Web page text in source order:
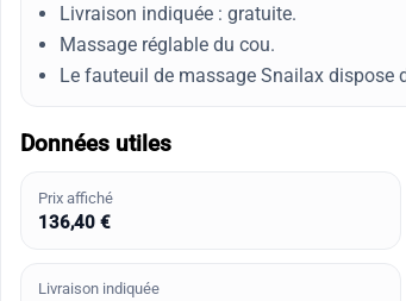
Livraison indiquée : gratuite.
Massage réglable du cou.
Le fauteuil de massage Snailax dispose
Données utiles
Prix affiché
136,40 €
Livraison indiquée